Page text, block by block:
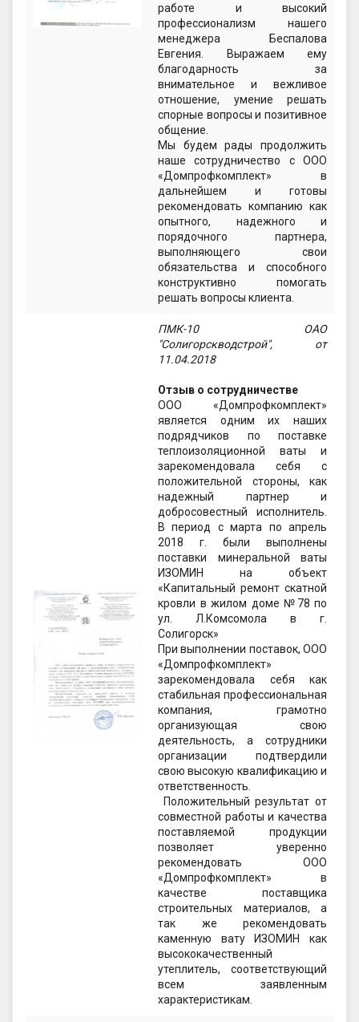
работе и высокий
профессионализм нашего
менеджера Беспалова
Евгения. Выражаем ему
благодарность за
внимательное и вежливое
отношение, умение решать
спорные вопросы и позитивное
общение.
Мы будем рады продолжить
наше сотрудничество с ООО
«Домпрофкомплект» в
дальнейшем и готовы
рекомендовать компанию как
опытного, надежного и
порядочного партнера,
выполняющего свои
обязательства и способного
конструктивно помогать
решать вопросы клиента.
ПМК-10 ОАО
"Солигорскводстрой", от
11.04.2018
Отзыв о сотрудничестве
ООО «Домпрофкомплект»
является одним их наших
подрядчиков по поставке
теплоизоляционной ваты и
зарекомендовала себя с
положительной стороны, как
надежный партнер и
добросовестный исполнитель.
В период с марта по апрель
2018 г. были выполнены
поставки минеральной ваты
ИЗОМИН на объект
«Капитальный ремонт скатной
кровли в жилом доме №78 по
ул. Л.Комсомола в г.
Солигорск»
При выполнении поставок, ООО
«Домпрофкомплект»
зарекомендовала себя как
стабильная профессиональная
компания, грамотно
организующая свою
деятельность, а сотрудники
организации подтвердили
свою высокую квалификацию и
ответственность.
Положительный результат от
совместной работы и качества
поставляемой продукции
позволяет уверенно
рекомендовать ООО
«Домпрофкомплект» в
качестве поставщика
строительных материалов, а
так же рекомендовать
каменную вату ИЗОМИН как
высококачественный
утеплитель, соответствующий
всем заявленным
характеристикам.